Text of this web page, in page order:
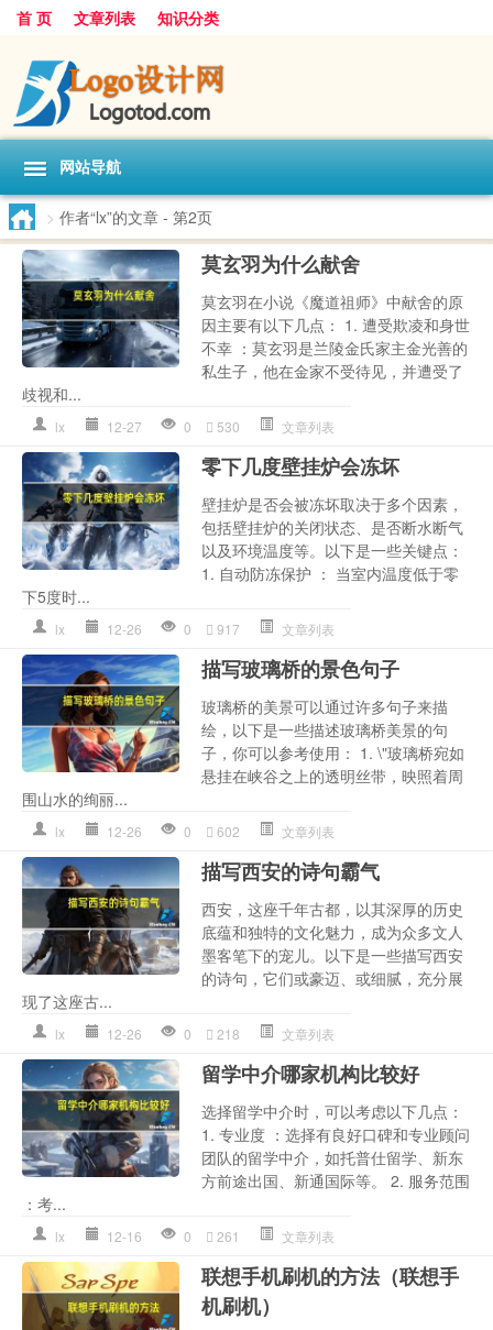
首 页 文章列表 知识分类
网站导航
> 作者“lx”的文章 - 第2页
莫玄羽为什么献舍
莫玄羽在小说《魔道祖师》中献舍的原
因主要有以下几点： 1. 遭受欺凌和身世
不幸 ：莫玄羽是兰陵金氏家主金光善的
私生子，他在金家不受待见，并遭受了
歧视和...
lx 12-27 0 530 文章列表
零下几度壁挂炉会冻坏
壁挂炉是否会被冻坏取决于多个因素，
包括壁挂炉的关闭状态、是否断水断气
以及环境温度等。以下是一些关键点：
1. 自动防冻保护 ： 当室内温度低于零
下5度时...
lx 12-26 0 917 文章列表
描写玻璃桥的景色句子
玻璃桥的美景可以通过许多句子来描
绘，以下是一些描述玻璃桥美景的句
子，你可以参考使用： 1. \"玻璃桥宛如
悬挂在峡谷之上的透明丝带，映照着周
围山水的绚丽...
lx 12-26 0 602 文章列表
描写西安的诗句霸气
西安，这座千年古都，以其深厚的历史
底蕴和独特的文化魅力，成为众多文人
墨客笔下的宠儿。以下是一些描写西安
的诗句，它们或豪迈、或细腻，充分展
现了这座古...
lx 12-26 0 218 文章列表
留学中介哪家机构比较好
选择留学中介时，可以考虑以下几点：
1. 专业度 ：选择有良好口碑和专业顾问
团队的留学中介，如托普仕留学、新东
方前途出国、新通国际等。 2. 服务范围
：考...
lx 12-16 0 261 文章列表
联想手机刷机的方法（联想手
机刷机）